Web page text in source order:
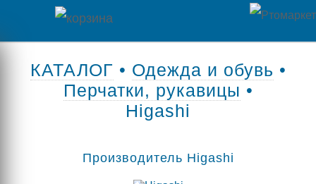
Главная
КАТАЛОГ • Одежда и обувь •
Перчатки, рукавицы •
Higashi
Производитель Higashi